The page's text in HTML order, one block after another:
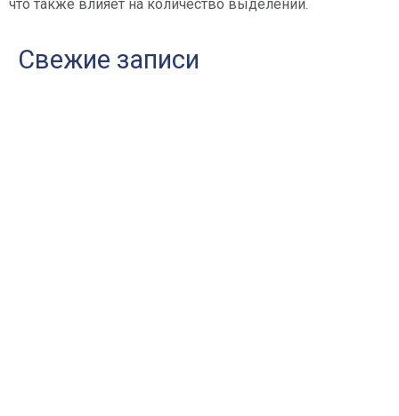
что также влияет на количество выделений.
Свежие записи